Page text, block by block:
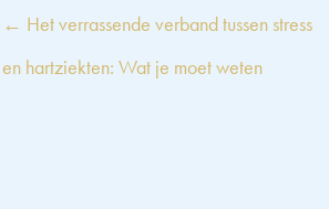
← Het verrassende verband tussen stress
en hartziekten: Wat je moet weten